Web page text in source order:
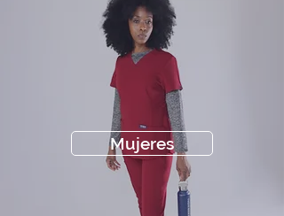
Mujeres